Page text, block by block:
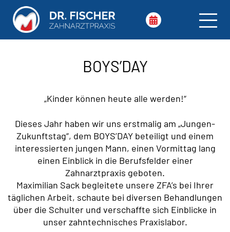
BOYS’DAY
„Kinder können heute alle werden!“
Dieses Jahr haben wir uns erstmalig am „Jungen-
Zukunftstag“, dem BOYS’DAY beteiligt und einem
interessierten jungen Mann, einen Vormittag lang
einen Einblick in die Berufsfelder einer
Zahnarztpraxis geboten.
Maximilian Sack begleitete unsere ZFA’s bei Ihrer
täglichen Arbeit, schaute bei diversen Behandlungen
über die Schulter und verschaffte sich Einblicke in
unser zahntechnisches Praxislabor.